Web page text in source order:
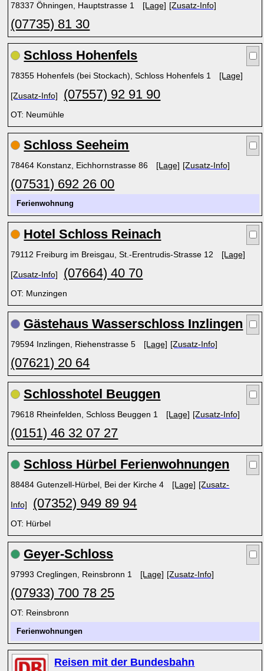
78337 Öhningen, Hauptstrasse 1 [Lage] [Zusatz-Info]
(07735) 81 30
Schloss Hohenfels
78355 Hohenfels (bei Stockach), Schloss Hohenfels 1 [Lage]
[Zusatz-Info] (07557) 92 91 90
OT: Neumühle
Schloss Seeheim
78464 Konstanz, Eichhornstrasse 86 [Lage] [Zusatz-Info]
(07531) 692 26 00
Ferienwohnung
Hotel Schloss Reinach
79112 Freiburg im Breisgau, St.-Erentrudis-Strasse 12 [Lage]
[Zusatz-Info] (07664) 40 70
OT: Munzingen
Gästehaus Wasserschloss Inzlingen
79594 Inzlingen, Riehenstrasse 5 [Lage] [Zusatz-Info]
(07621) 20 64
Schlosshotel Beuggen
79618 Rheinfelden, Schloss Beuggen 1 [Lage] [Zusatz-Info]
(0151) 46 32 07 27
Schloss Hürbel Ferienwohnungen
88484 Gutenzell-Hürbel, Bei der Kirche 4 [Lage] [Zusatz-
Info] (07352) 949 89 94
OT: Hürbel
Geyer-Schloss
97993 Creglingen, Reinsbronn 1 [Lage] [Zusatz-Info]
(07933) 700 78 25
OT: Reinsbronn
Ferienwohnungen
Reisen mit der Bundesbahn